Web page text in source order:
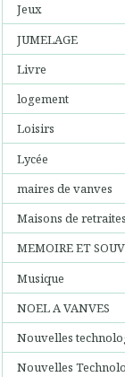
Jeux
JUMELAGE
Livre
logement
Loisirs
Lycée
maires de vanves
Maisons de retraites
MEMOIRE ET
Musique
NOEL A VANVES
Nouvelles
Nouvelles